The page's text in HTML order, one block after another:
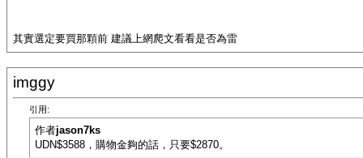
其實選定要買那顆前 建議上網爬文看看是否為雷
imggy
引用:
作者jason7ks
UDN$3588，購物金夠的話，只要$2870。